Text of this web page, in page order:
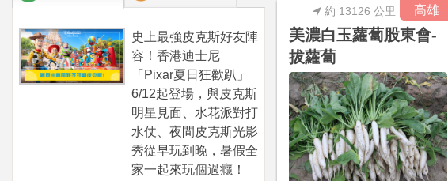
史上最強皮克斯好友陣
容！香港迪士尼
「Pixar夏日狂歡趴」
6/12起登場，與皮克斯
明星見面、水花派對打
水仗、夜間皮克斯光影
秀從早玩到晚，暑假全
家一起來玩個過癮！
高雄
約 13126 公里
美濃白玉蘿蔔股東會-
拔蘿蔔